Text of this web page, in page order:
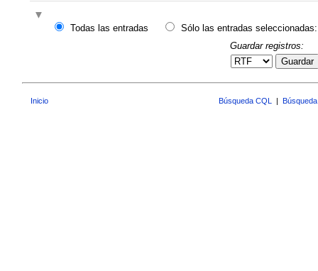
Todas las entradas
Sólo las entradas seleccionadas:
Guardar registros:
Guardar
Inicio Búsqueda CQL